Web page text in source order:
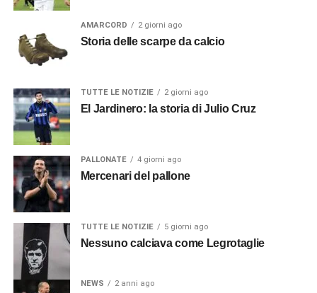
AMARCORD 2 giorni ago
Storia delle scarpe da calcio
TUTTE LE NOTIZIE 2 giorni ago
El Jardinero: la storia di Julio Cruz
PALLONATE 4 giorni ago
Mercenari del pallone
TUTTE LE NOTIZIE 5 giorni ago
Nessuno calciava come Legrotaglie
NEWS 2 anni ago